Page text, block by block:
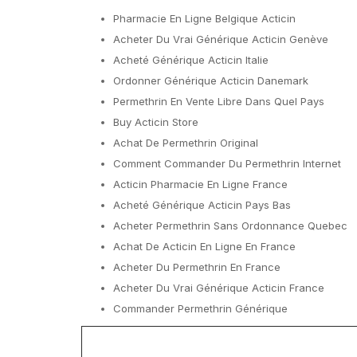
Pharmacie En Ligne Belgique Acticin
Acheter Du Vrai Générique Acticin Genève
Acheté Générique Acticin Italie
Ordonner Générique Acticin Danemark
Permethrin En Vente Libre Dans Quel Pays
Buy Acticin Store
Achat De Permethrin Original
Comment Commander Du Permethrin Internet
Acticin Pharmacie En Ligne France
Acheté Générique Acticin Pays Bas
Acheter Permethrin Sans Ordonnance Quebec
Achat De Acticin En Ligne En France
Acheter Du Permethrin En France
Acheter Du Vrai Générique Acticin France
Commander Permethrin Générique